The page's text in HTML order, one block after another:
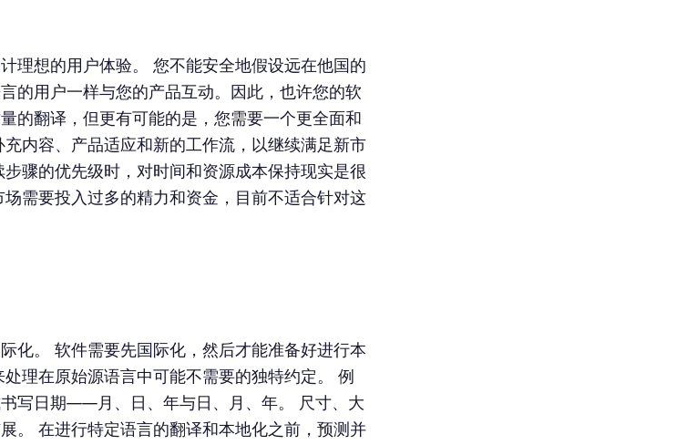
理想的用户体验。 您不能安全地假设远在他国的
的用户一样与您的产品互动。因此，也许您的软
的翻译，但更有可能的是，您需要一个更全面和
内容、产品适应和新的工作流，以继续满足新市
骤的优先级时，对时间和资源成本保持现实是很
需要投入过多的精力和资金，目前不适合针对这
化。 软件需要先国际化，然后才能准备好进行本
理在原始源语言中可能不需要的独特约定。 例
写日期——月、日、年与日、月、年。 尺寸、大
。 在进行特定语言的翻译和本地化之前，预测并